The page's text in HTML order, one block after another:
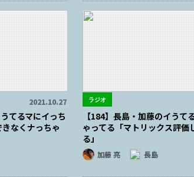
2021.10.27
てるマにイっち
なくナっちゃ
ラジオ
【184】長島・加藤のイうて
ゃってる「マトリックス評価
る」
加藤 亮 長島